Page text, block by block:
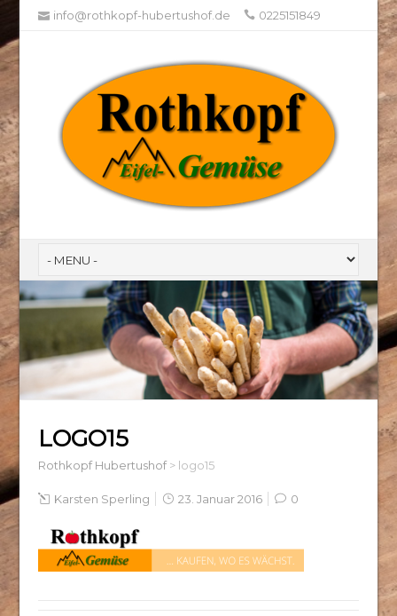
info@rothkopf-hubertushof.de 0225151849
LOGO15
Rothkopf Hubertushof> logo15
Karsten Sperling 23. Januar 2016 0